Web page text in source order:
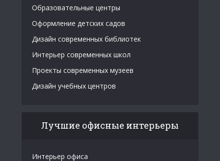
Образовательные центры
Оформление детских садов
Дизайн современных библиотек
Интерьер современных школ
Проекты современных музеев
Дизайн учебных центров
Лучшие офисные интерьеры
Интерьер офиса